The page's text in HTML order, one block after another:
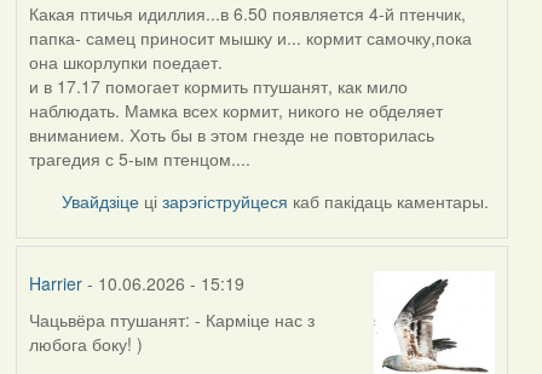
Какая птичья идиллия...в 6.50 появляется 4-й птенчик,
папка- самец приносит мышку и... кормит самочку,пока
она шкорлупки поедает.
и в 17.17 помогает кормить птушанят, как мило
наблюдать. Мамка всех кормит, никого не обделяет
вниманием. Хоть бы в этом гнезде не повторилась
трагедия с 5-ым птенцом....
Увайдзіце цізарэгіструйцеся каб пакідаць каментары.
Harrier- 10.06.2026 - 15:19
Чацьвёра птушанят: - Карміце нас з
любога боку! )